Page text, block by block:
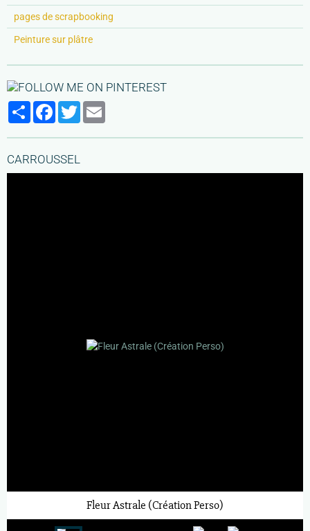
pages de scrapbooking
Peinture sur plâtre
PartagerFacebook
Twitter
CARROUSSEL
Fleur Astrale (Création Perso)